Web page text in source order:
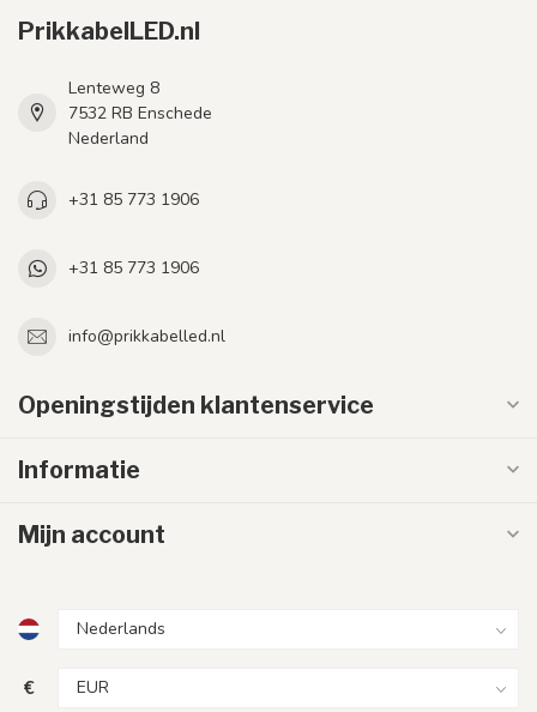
PrikkabelLED.nl
Lenteweg 8
7532 RB Enschede
Nederland
+31 85 773 1906
+31 85 773 1906
info@prikkabelled.nl
Openingstijden klantenservice
Informatie
Mijn account
€